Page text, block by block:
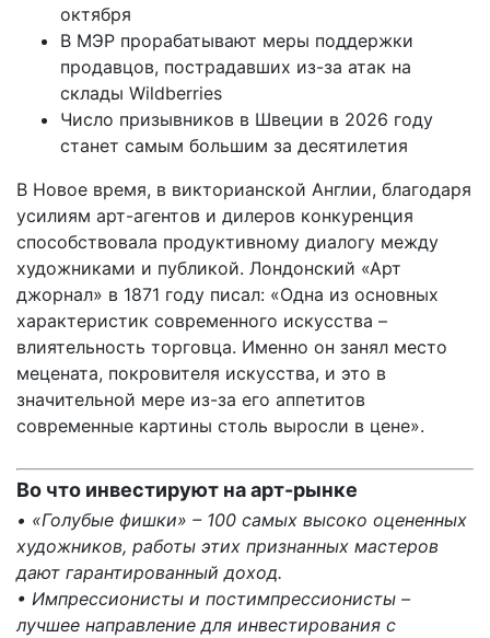
октября
В МЭР прорабатывают меры поддержки
продавцов, пострадавших из-за атак на
склады Wildberries
Число призывников в Швеции в 2026 году
станет самым большим за десятилетия
В Новое время, в викторианской Англии, благодаря
усилиям арт-агентов и дилеров конкуренция
способствовала продуктивному диалогу между
художниками и публикой. Лондонский «Арт
джорнал» в 1871 году писал: «Одна из основных
характеристик современного искусства –
влиятельность торговца. Именно он занял место
мецената, покровителя искусства, и это в
значительной мере из-за его аппетитов
современные картины столь выросли в цене».
Во что инвестируют на арт-рынке
• «Голубые фишки» – 100 самых высоко оцененных
художников, работы этих признанных мастеров
дают гарантированный доход.
• Импрессионисты и постимпрессионисты –
лучшее направление для инвестирования с